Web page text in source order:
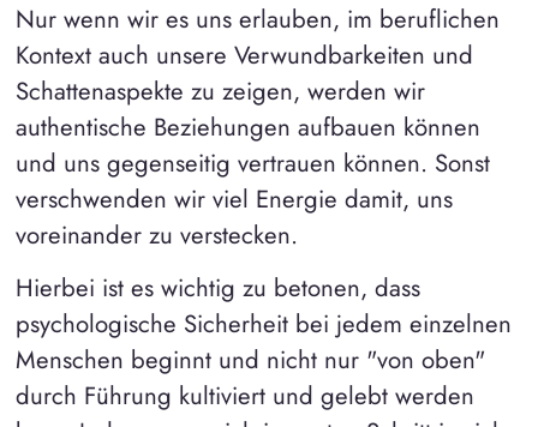
Nur wenn wir es uns erlauben, im beruflichen
Kontext auch unsere Verwundbarkeiten und
Schattenaspekte zu zeigen, werden wir
authentische Beziehungen aufbauen können
und uns gegenseitig vertrauen können. Sonst
verschwenden wir viel Energie damit, uns
voreinander zu verstecken.
Hierbei ist es wichtig zu betonen, dass
psychologische Sicherheit bei jedem einzelnen
Menschen beginnt und nicht nur "von oben"
durch Führung kultiviert und gelebt werden